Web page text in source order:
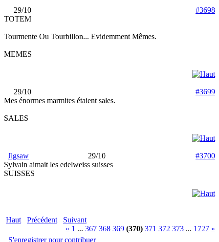
29/10
#3698
TOTEM
Tourmente Ou Tourbillon... Evidemment Mêmes.
MEMES
29/10
#3699
Mes énormes marmites étaient sales.
SALES
Jigsaw 29/10
#3700
Sylvain aimait les edelweiss suisses
SUISSES
Haut Précédent
Suivant
« 1 ... 367 368 369 (370) 371 372 373 ... 1727 »
S'enregistrer pour contribuer